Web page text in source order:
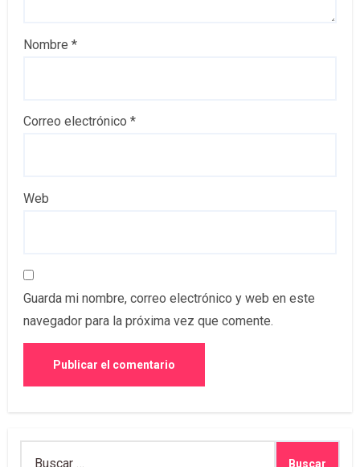
Nombre *
Correo electrónico *
Web
Guarda mi nombre, correo electrónico y web en este
navegador para la próxima vez que comente.